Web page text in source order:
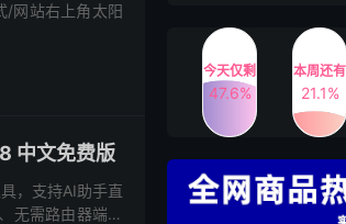
/网站右上角太阳
中文免费版
，支持AI助手直
无需路由器端口
今天仅剩
47.6%
本周还有
21.1%